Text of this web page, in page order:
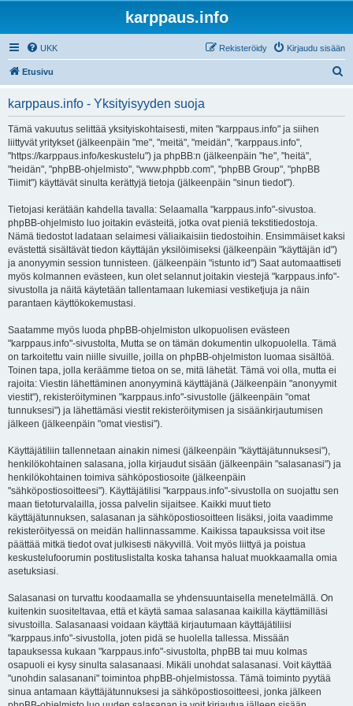
karppaus.info
UKK Kirjaudu sisään
Rekisteröidy
Etusivu
karppaus.info - Yksityisyyden suoja
Tämä vakuutus selittää yksityiskohtaisesti, miten "karppaus.info" ja siihen
liittyvät yritykset (jälkeenpäin "me", "meitä", "meidän", "karppaus.info",
"https://karppaus.info/keskustelu") ja phpBB:n (jälkeenpäin "he", "heitä",
"heidän", "phpBB-ohjelmisto", "www.phpbb.com", "phpBB Group", "phpBB
Tiimit") käyttävät sinulta kerättyjä tietoja (jälkeenpäin "sinun tiedot").
Tietojasi kerätään kahdella tavalla: Selaamalla "karppaus.info"-sivustoa.
phpBB-ohjelmisto luo joitakin evästeitä, jotka ovat pieniä tekstitiedostoja.
Nämä tiedostot ladataan selaimesi väliaikaisiin tiedostoihin. Ensimmäiset kaksi
evästettä sisältävät tiedon käyttäjän yksilöimiseksi (jälkeenpäin "käyttäjän id")
ja anonyymin session tunnisteen. (jälkeenpäin "istunto id") Saat automaattiseti
myös kolmannen evästeen, kun olet selannut joitakin viestejä "karppaus.info"-
sivustolla ja näitä käytetään tallentamaan lukemiasi vestiketjuja ja näin
parantaen käyttökokemustasi.
Saatamme myös luoda phpBB-ohjelmiston ulkopuolisen evästeen
"karppaus.info"-sivustolta, Mutta se on tämän dokumentin ulkopuolella. Tämä
on tarkoitettu vain niille sivuille, joilla on phpBB-ohjelmiston luomaa sisältöä.
Toinen tapa, jolla keräämme tietoa on se, mitä lähetät. Tämä voi olla, mutta ei
rajoita: Viestin lähettäminen anonyyminä käyttäjänä (Jälkeenpäin "anonyymit
viestit"), rekisteröityminen "karppaus.info"-sivustolle (jälkeenpäin "omat
tunnuksesi") ja lähettämäsi viestit rekisteröitymisen ja sisäänkirjautumisen
jälkeen (jälkeenpäin "omat viestisi").
Käyttäjätiliin tallennetaan ainakin nimesi (jälkeenpäin "käyttäjätunnuksesi"),
henkilökohtainen salasana, jolla kirjaudut sisään (jälkeenpäin "salasanasi") ja
henkilökohtainen toimiva sähköpostiosoite (jälkeenpäin
"sähköpostiosoitteesi"). Käyttäjätilisi "karppaus.info"-sivustolla on suojattu sen
maan tietoturvalailla, jossa palvelin sijaitsee. Kaikki muut tieto
käyttäjätunnuksen, salasanan ja sähköpostiosoitteen lisäksi, joita vaadimme
rekisteröityessä on meidän hallinnassamme. Kaikissa tapauksissa voit itse
päättää mitkä tiedot ovat julkisesti näkyvillä. Voit myös liittyä ja poistua
keskustelufoorumin postituslistalta koska tahansa haluat muokkaamalla omia
asetuksiasi.
Salasanasi on turvattu koodaamalla se yhdensuuntaisella menetelmällä. On
kuitenkin suositeltavaa, että et käytä samaa salasanaa kaikilla käyttämilläsi
sivustoilla. Salasanaasi voidaan käyttää kirjautumaan käyttäjätiliisi
"karppaus.info"-sivustolla, joten pidä se huolella tallessa. Missään
tapauksessa kukaan "karppaus.info"-sivustolta, phpBB tai muu kolmas
osapuoli ei kysy sinulta salasanaasi. Mikäli unohdat salasanasi. Voit käyttää
"unohdin salasanani" toimintoa phpBB-ohjelmistossa. Tämä toiminto pyytää
sinua antamaan käyttäjätunnuksesi ja sähköpostiosoitteesi, jonka jälkeen